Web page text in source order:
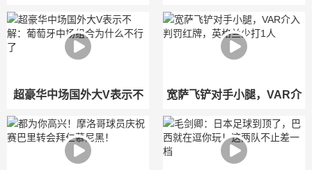
西班牙女球迷打起来了！ 梅西，对球衣的荣誉感让他
们撑到现在
超豪华中场国外大V表示不
解：葡萄牙中场组合为什么
不行了
宽萨飞铲对手小腿，VAR介
入判罚红牌，英格兰少打1人